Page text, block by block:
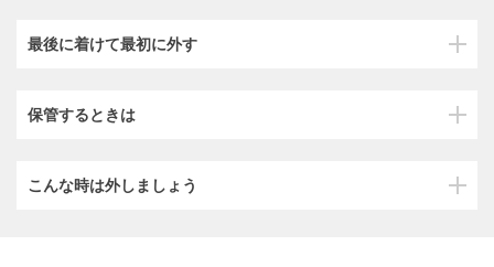
最後に着けて最初に外す
保管するときは
こんな時は外しましょう